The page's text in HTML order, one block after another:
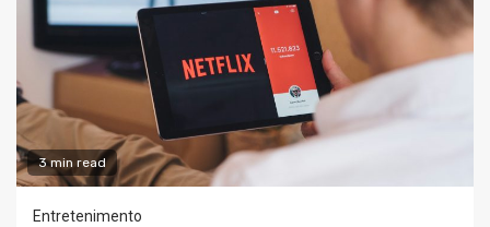
3 min read
Entretenimento